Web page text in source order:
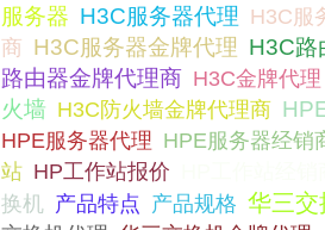
服务器 H3C服务器代理 H3C服
商 H3C服务器金牌代理 H3C路
路由器金牌代理商 H3C金牌代理
火墙 H3C防火墙金牌代理商
HPE服务器代理 HPE服务器经销
站 HP工作站报价
换机 产品特点 产品规格 华三交